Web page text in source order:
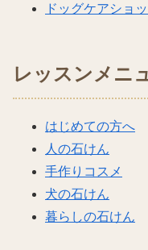
ドッグケアショ
レッスンメニ
はじめての方へ
人の石けん
手作りコスメ
犬の石けん
暮らしの石けん